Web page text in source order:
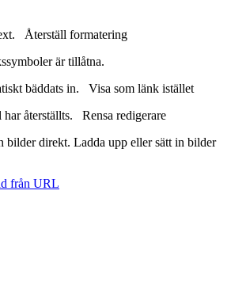
Återställ formatering
är tillåtna.
bäddats in. Visa som länk istället
återställts. Rensa redigerare
bilder direkt. Ladda upp eller sätt in bilder
från URL